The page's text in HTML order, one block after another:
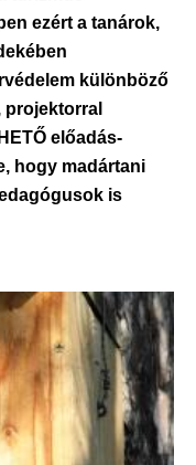
ezért a tanárok,
különböző
előadás-
hogy madártani
is